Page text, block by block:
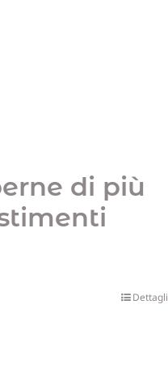
di più
Dettagli